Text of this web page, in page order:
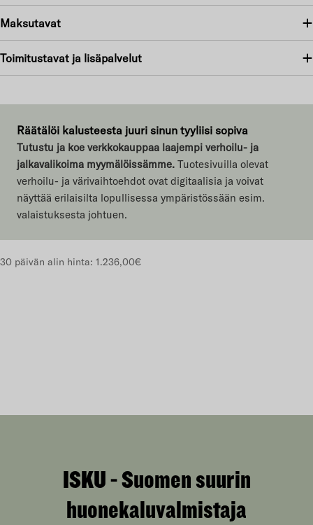
Maksutavat
Toimitustavat ja lisäpalvelut
Räätälöi kalusteesta juuri sinun tyyliisi sopiva
Tutustu ja koe verkkokauppaa laajempi verhoilu- ja
jalkavalikoima myymälöissämme. Tuotesivuilla olevat
verhoilu- ja värivaihtoehdot ovat digitaalisia ja voivat
näyttää erilaisilta lopullisessa ympäristössään esim.
valaistuksesta johtuen.
30 päivän alin hinta: 1.236,00€
ISKU - Suomen suurin
huonekaluvalmistaja